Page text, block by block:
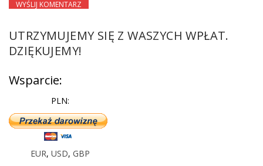
UTRZYMUJEMY SIĘ Z WASZYCH WPŁAT.
DZIĘKUJEMY!
Wsparcie:
PLN:
EUR, USD, GBP